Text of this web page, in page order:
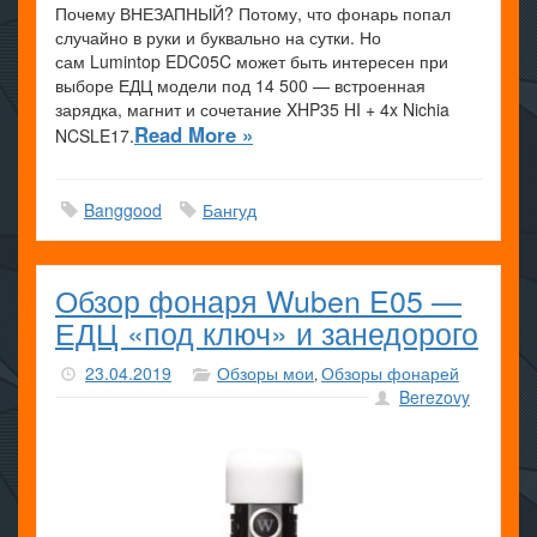
Почему ВНЕЗАПНЫЙ? Потому, что фонарь попал
случайно в руки и буквально на сутки. Но
сам Lumintop EDC05C может быть интересен при
выборе ЕДЦ модели под 14 500 — встроенная
зарядка, магнит и сочетание XHP35 HI + 4x Nichia
NCSLE17.Read More »
Banggood Бангуд
Обзор фонаря Wuben E05 —
ЕДЦ «под ключ» и занедорого
23.04.2019 Обзоры мои, Обзоры фонарей
Berezovy